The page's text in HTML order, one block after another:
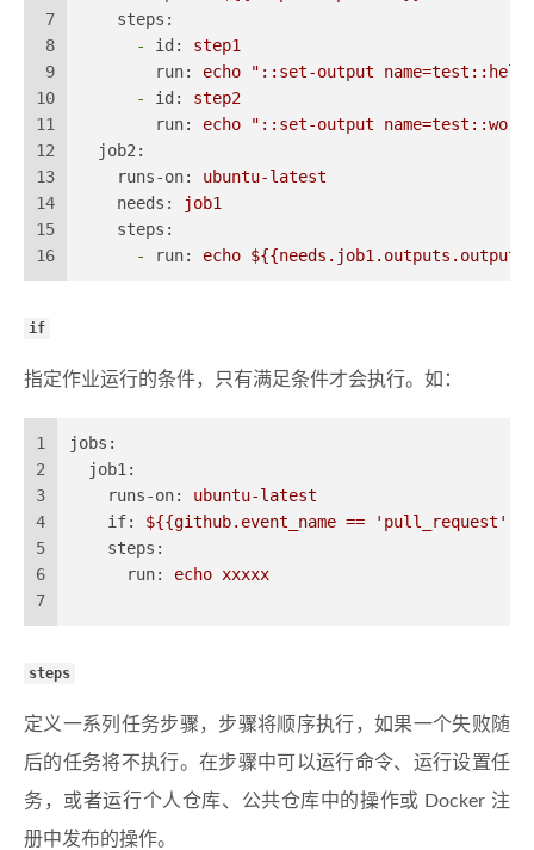
7
8
9
10
11
12
13
14
15
16
steps:
-
id:
step1
run:
echo
"::set-output
-
id:
step2
run:
echo
"::set-output
job2:
runs-on:
ubuntu-latest
needs:
job1
steps:
-
run: echo
if
指定作业运行的条件，只有满足条件才会执行。如：
1
2
3
4
5
6
7
jobs:
job1:
runs-on:
ubuntu-latest
if:
${{github.event_name == 'pull_request'
steps:
run:
echo xxxxx
steps
定义一系列任务步骤，步骤将顺序执行，如果一个失败随
后的任务将不执行。在步骤中可以运行命令、运行设置任
务，或者运行个人仓库、公共仓库中的操作或 Docker 注
册中发布的操作。